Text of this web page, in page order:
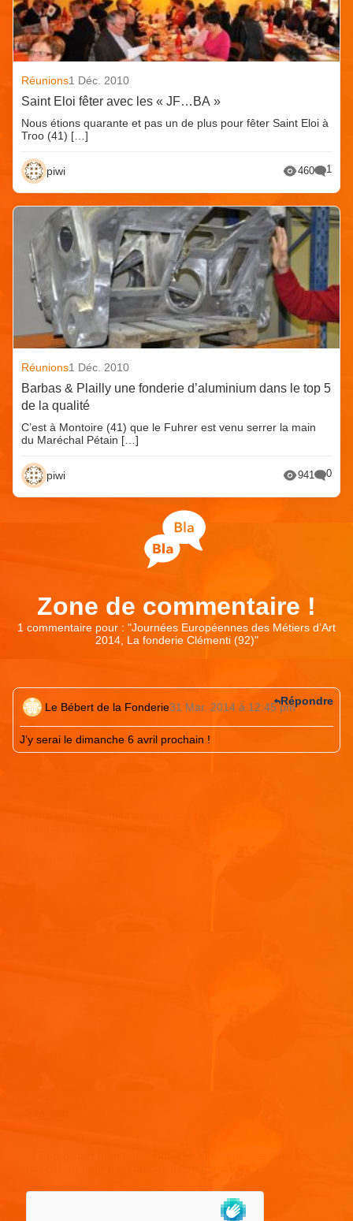
Réunions1 Déc. 2010
Saint Eloi fêter avec les « JF…BA »
Nous étions quarante et pas un de plus pour fêter Saint Eloi à
Troo (41) […]
piwi 460 1
Réunions1 Déc. 2010
Barbas & Plailly une fonderie d’aluminium dans le top 5
de la qualité
C’est à Montoire (41) que le Fuhrer est venu serrer la main
du Maréchal Pétain […]
piwi 941 0
Zone de commentaire !
1 commentaire pour : "Journées Européennes des Métiers d’Art
2014, La fonderie Clémenti (92)"
Le Bébert de la Fonderie31 Mar. 2014 à 12:45 pm
J’y serai le dimanche 6 avril prochain !
Répondre